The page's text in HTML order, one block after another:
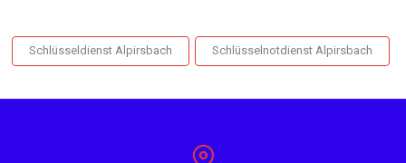
Schlüsseldienst Alpirsbach Schlüsselnotdienst Alpirsbach